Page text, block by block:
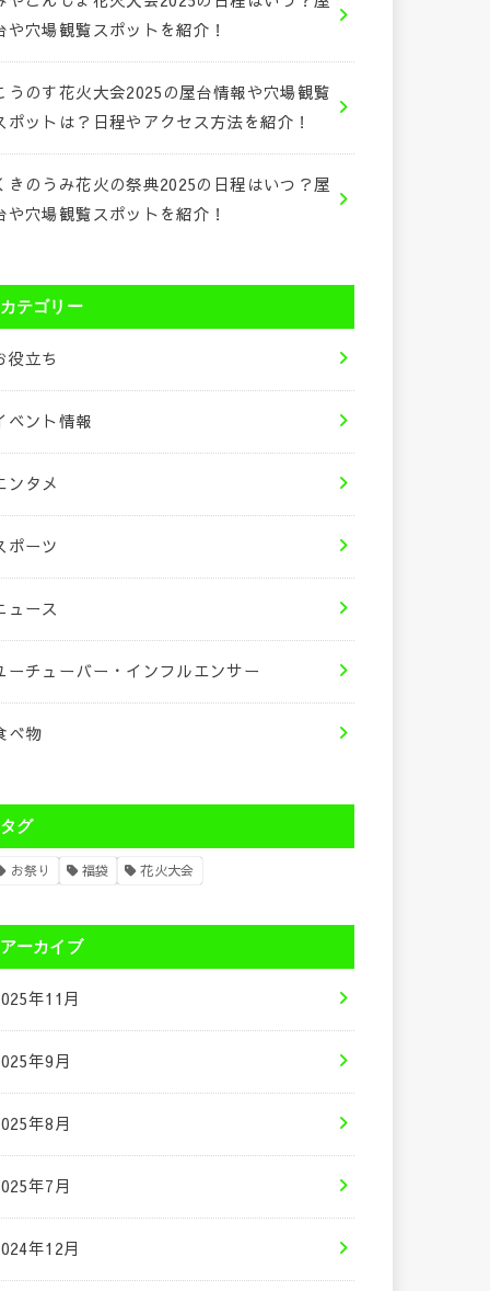
や穴場観覧スポットを紹介！
うのす花火大会2025の屋台情報や穴場観覧
ポットは？日程やアクセス方法を紹介！
きのうみ花火の祭典2025の日程はいつ？屋
や穴場観覧スポットを紹介！
カテゴリー
役立ち
ベント情報
ンタメ
ポーツ
ュース
ーチューバー・インフルエンサー
べ物
タグ
お祭り 福袋 花火大会
アーカイブ
年11月
年9月
年8月
年7月
年12月